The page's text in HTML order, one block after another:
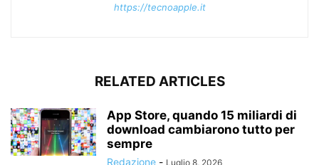
https://tecnoapple.it
RELATED ARTICLES
App Store, quando 15 miliardi di
download cambiarono tutto per
sempre
Redazione - Luglio 8, 2026